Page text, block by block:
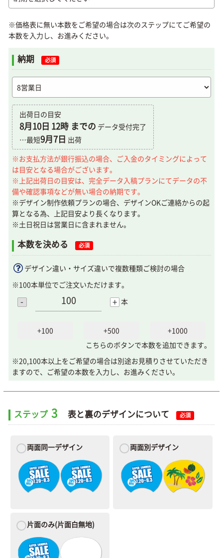
※価格表に無い本数をご希望の場合は次のステップにてご希望の
本数を入力し、お進みください。
納期 必須
出荷日の目安
8月10日 12時 までの データ受付完了
…最短9月7日 出荷
※お支払方法が銀行振込の場合、ご入金のタイミングによって
は目安となる場合がございます。
※上記出荷日の目安は、完全データ入稿プランにてデータの不
備や確認事項などが無い場合の納期です。
※デザイン制作依頼プランの場合、デザインOKご連絡からの起
算となる為、上記目安より長くなります。
※土日祝日は営業日に含まれません。
本数を決める 必須
デザイン違い・サイズ違いで複数種類ご検討の場合
※100本単位でご注文いただけます。
- + 本
+100 +500
+1000
こちらのボタンで本数を追加できます。
※20,100本以上をご希望の場合は別途お見積りさせていただき
ますので、ご希望の本数を入力し、お進みください。
ステップ 3 表と裏のデザインについて 必須
両面同一デザイン 両面別デザイン
片面のみ(片面白無地)